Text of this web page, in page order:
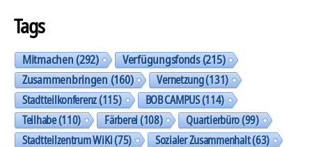
Tags
Mitmachen(292) Verfügungsfonds(215)
Zusammenbringen(160) Vernetzung(131)
Stadtteilkonferenz(115) BOB CAMPUS(114)
Teilhabe(110) Färberei(108) Quartierbüro(99)
Stadtteilzentrum WiKi(75) Sozialer Zusammenhalt(63)